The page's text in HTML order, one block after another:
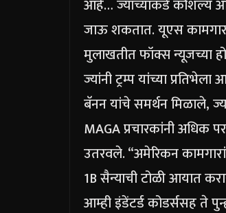
आहे… ज्यांच्याकडे कौशल्य
जाऊ शकतात. यूएस कामगार
मुलाखतीत फॉक्स न्यूजच्या
ज्यांनी ट्रम्प यांच्या
बॅनन यांचे समर्थन मिळाले,
MAGA प्रचारकांनी अधिक
उतरवले.“अमेरिकन
1B सैन्याची टोळी आयात
आम्ही इंडेंटर्ड कोडर्ससह ते